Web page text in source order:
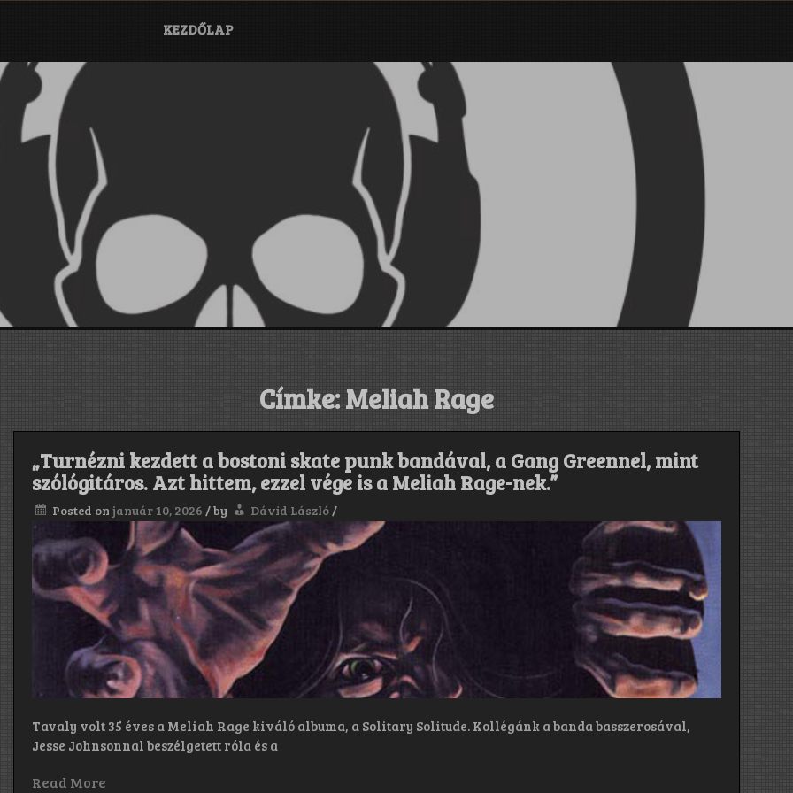
KEZDŐLAP
Címke:Meliah Rage
„Turnézni kezdett a bostoni skate punk bandával, a Gang Greennel, mint
szólógitáros. Azt hittem, ezzel vége is a Meliah Rage-nek.”
Posted onjanuár 10, 2026 /by Dávid László/
Tavaly volt 35 éves a Meliah Rage kiváló albuma, a Solitary Solitude. Kollégánk a banda basszerosával,
Jesse Johnsonnal beszélgetett róla és a
Read More